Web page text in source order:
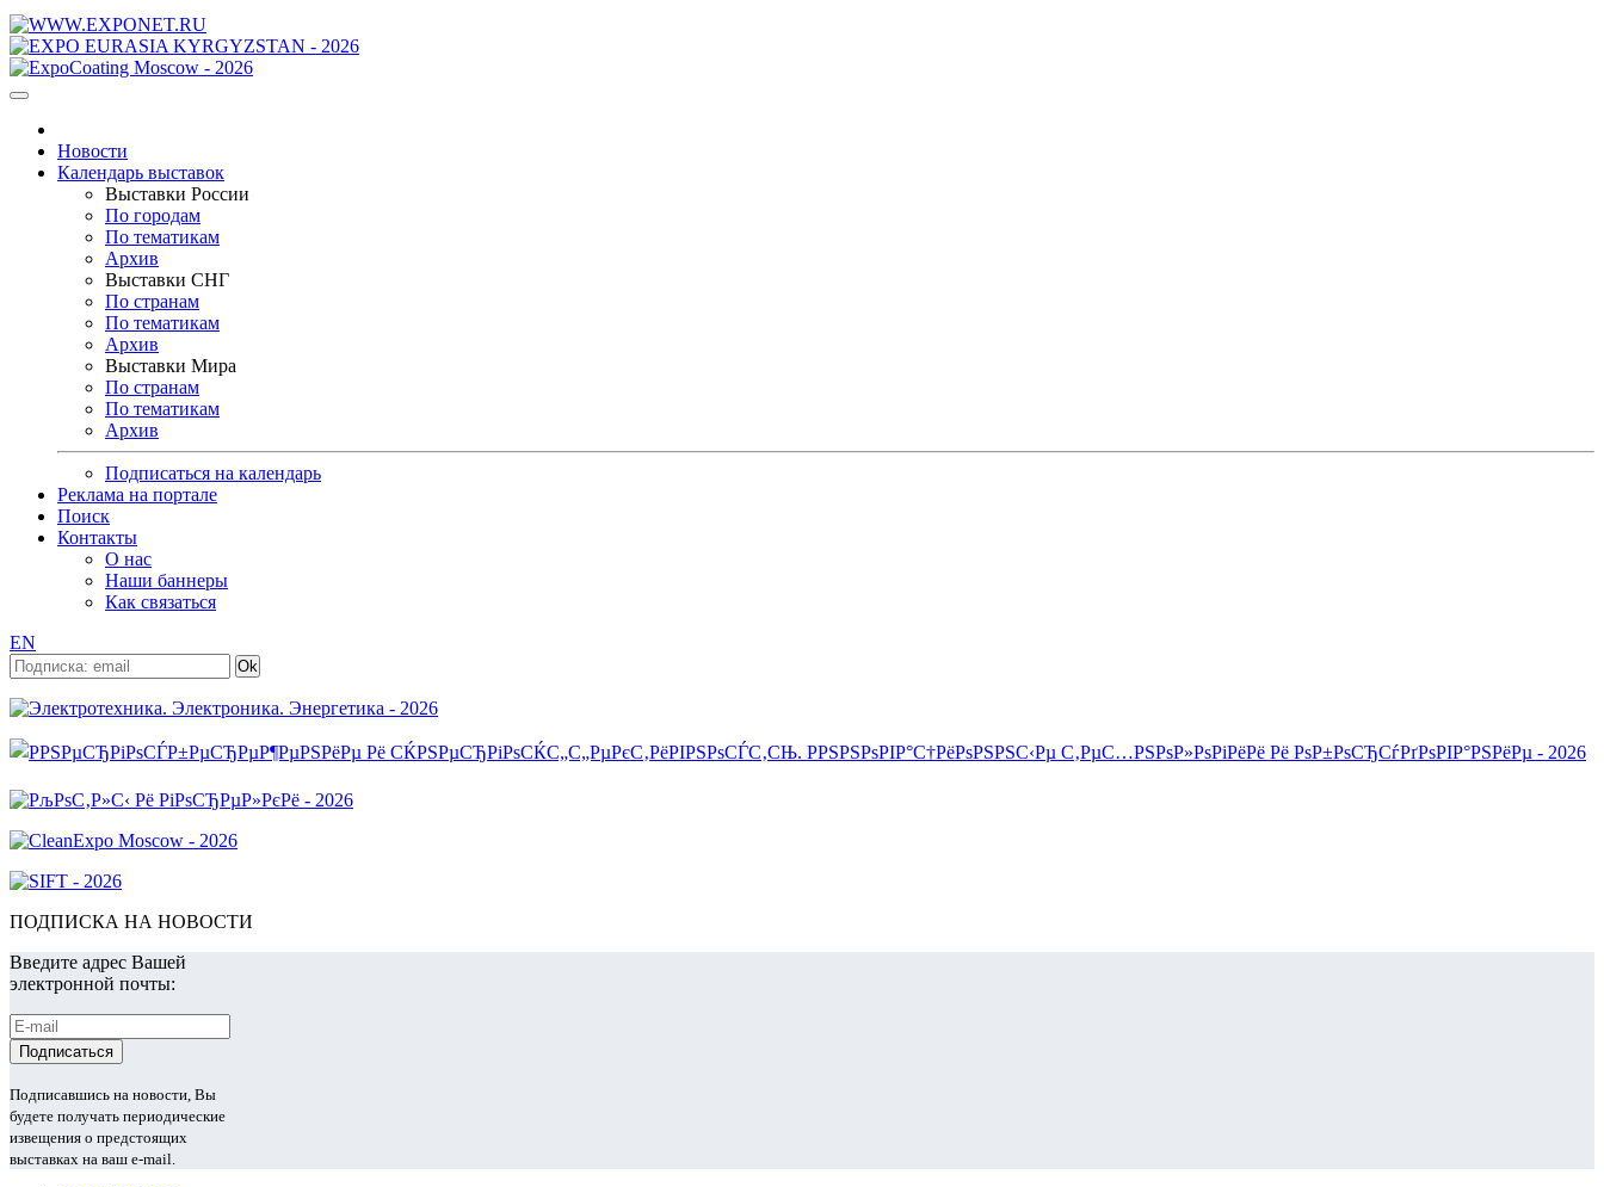
Новости
Календарь выставок
Выставки России
По городам
По тематикам
Архив
Выставки СНГ
По странам
По тематикам
Архив
Выставки Мира
По странам
По тематикам
Архив
Подписаться на календарь
Реклама на портале
Поиск
Контакты
О нас
Наши баннеры
Как связаться
EN
ПОДПИСКА НА НОВОСТИ
Введите адрес Вашей
электронной почты:
Подписавшись на новости, Вы
будете получать периодические
извещения о предстоящих
выставках на ваш e-mail.